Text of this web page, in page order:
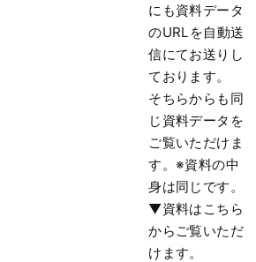
にも資料データ
のURLを自動送
信にてお送りし
ております。
そちらからも同
じ資料データを
ご覧いただけま
す。※資料の中
身は同じです。
▼資料はこちら
からご覧いただ
けます。